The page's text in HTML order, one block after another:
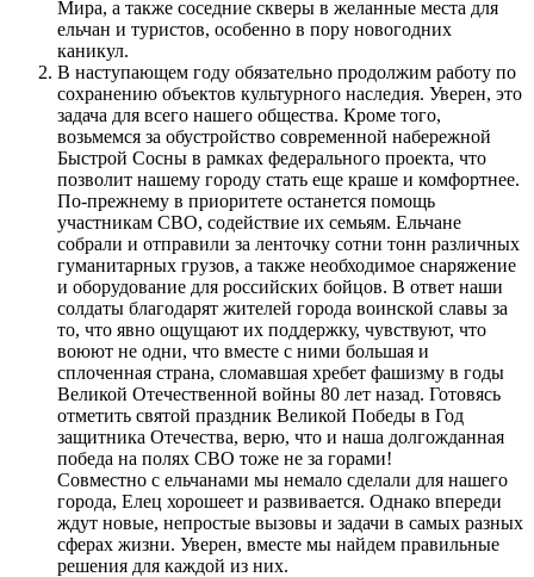
Мира, а также соседние скверы в желанные места для
ельчан и туристов, особенно в пору новогодних
каникул.
В наступающем году обязательно продолжим работу по
сохранению объектов культурного наследия. Уверен, это
задача для всего нашего общества. Кроме того,
возьмемся за обустройство современной набережной
Быстрой Сосны в рамках федерального проекта, что
позволит нашему городу стать еще краше и комфортнее.
По-прежнему в приоритете останется помощь
участникам СВО, содействие их семьям. Ельчане
собрали и отправили за ленточку сотни тонн различных
гуманитарных грузов, а также необходимое снаряжение
и оборудование для российских бойцов. В ответ наши
солдаты благодарят жителей города воинской славы за
то, что явно ощущают их поддержку, чувствуют, что
воюют не одни, что вместе с ними большая и
сплоченная страна, сломавшая хребет фашизму в годы
Великой Отечественной войны 80 лет назад. Готовясь
отметить святой праздник Великой Победы в Год
защитника Отечества, верю, что и наша долгожданная
победа на полях СВО тоже не за горами!
Совместно с ельчанами мы немало сделали для нашего
города, Елец хорошеет и развивается. Однако впереди
ждут новые, непростые вызовы и задачи в самых разных
сферах жизни. Уверен, вместе мы найдем правильные
решения для каждой из них.